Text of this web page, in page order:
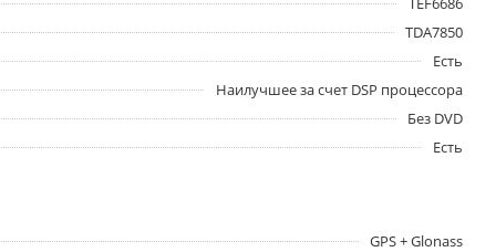
TDA7850
Есть
Наилучшее за счет DSP процессора
Без DVD
Есть
GPS + Glonass